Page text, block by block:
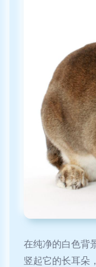
在纯净的白色背
竖起它的长耳朵